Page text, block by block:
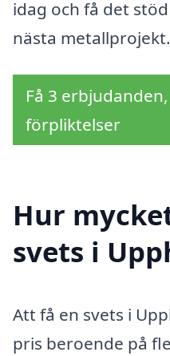
idag och få det
nästa metallprojekt.
Få 3
förpliktelser
Hur
svets i
Att få en svets i
pris beroende på